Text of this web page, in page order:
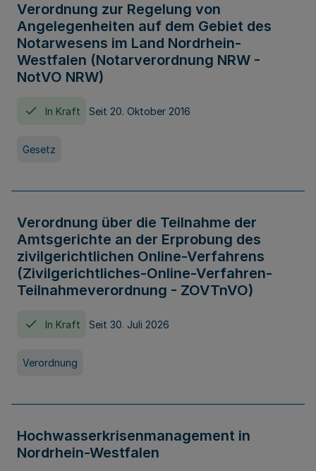
Verordnung zur Regelung von
Angelegenheiten auf dem Gebiet des
Notarwesens im Land Nordrhein-
Westfalen (Notarverordnung NRW -
NotVO NRW)
In Kraft Seit 20. Oktober 2016
Gesetz
Verordnung über die Teilnahme der
Amtsgerichte an der Erprobung des
zivilgerichtlichen Online-Verfahrens
(Zivilgerichtliches-Online-Verfahren-
Teilnahmeverordnung - ZOVTnVO)
In Kraft Seit 30. Juli 2026
Verordnung
Hochwasserkrisenmanagement in
Nordrhein-Westfalen